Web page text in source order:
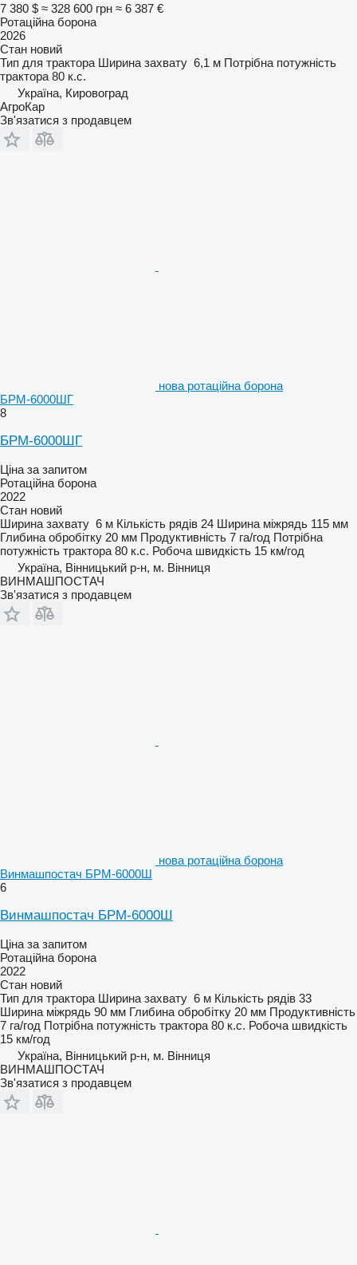
7 380 $ ≈ 328 600 грн ≈ 6 387 €
Ротаційна борона
2026
Стан новий
Тип для трактора Ширина захвату 6,1 м Потрібна потужність
трактора 80 к.с.
Україна, Кировоград
АгроКар
Зв'язатися з продавцем
нова ротаційна борона
БРМ-6000ШГ
8
БРМ-6000ШГ
Ціна за запитом
Ротаційна борона
2022
Стан новий
Ширина захвату 6 м Кількість рядів 24 Ширина міжрядь 115 мм
Глибина обробітку 20 мм Продуктивність 7 га/год Потрібна
потужність трактора 80 к.с. Робоча швидкість 15 км/год
Україна, Вінницький р-н, м. Вінниця
ВИНМАШПОСТАЧ
Зв'язатися з продавцем
нова ротаційна борона
Винмашпостач БРМ-6000Ш
6
Винмашпостач БРМ-6000Ш
Ціна за запитом
Ротаційна борона
2022
Стан новий
Тип для трактора Ширина захвату 6 м Кількість рядів 33
Ширина міжрядь 90 мм Глибина обробітку 20 мм Продуктивність
7 га/год Потрібна потужність трактора 80 к.с. Робоча швидкість
15 км/год
Україна, Вінницький р-н, м. Вінниця
ВИНМАШПОСТАЧ
Зв'язатися з продавцем